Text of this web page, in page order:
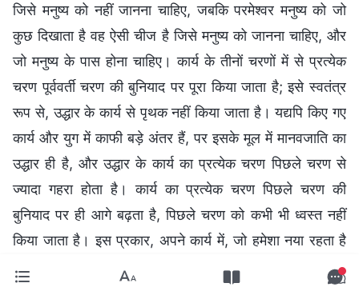
जिसे मनुष्य को नहीं जानना चाहिए, जबकि परमेश्वर मनुष्य को जो
कुछ दिखाता है वह ऐसी चीज है जिसे मनुष्य को जानना चाहिए, और
जो मनुष्य के पास होना चाहिए। कार्य के तीनों चरणों में से प्रत्येक
चरण पूर्ववर्ती चरण की बुनियाद पर पूरा किया जाता है; इसे स्वतंत्र
रूप से, उद्धार के कार्य से पृथक नहीं किया जाता है। यद्यपि किए गए
कार्य और युग में काफी बड़े अंतर हैं, पर इसके मूल में मानवजाति का
उद्धार ही है, और उद्धार के कार्य का प्रत्येक चरण पिछले चरण से
ज्यादा गहरा होता है। कार्य का प्रत्येक चरण पिछले चरण की
बुनियाद पर ही आगे बढ़ता है, पिछले चरण को कभी भी ध्वस्त नहीं
किया जाता है। इस प्रकार, अपने कार्य में, जो हमेशा नया रहता है
और कभी भी पुराना नहीं पड़ता है, परमेश्वर निरंतर अपने स्वभाव के